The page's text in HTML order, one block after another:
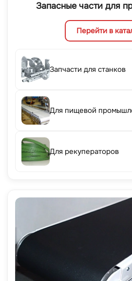
Запасные части для
Перейти в
Запчасти для станков
Для пищевой
Для рекуператоров